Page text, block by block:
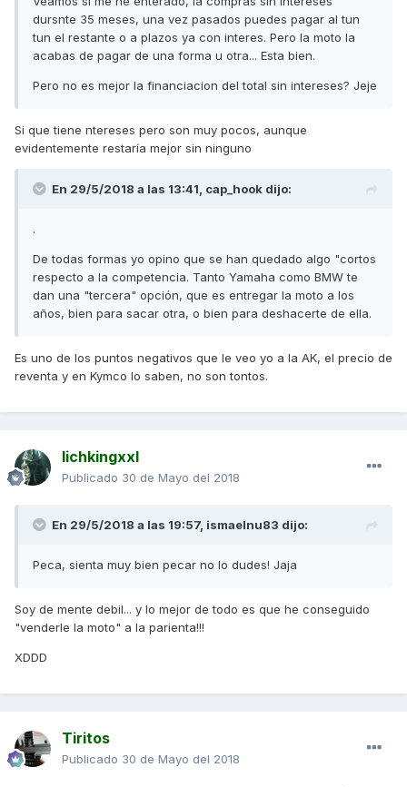
dursnte 35 meses, una vez pasados puedes pagar al tun
tun el restante o a plazos ya con interes. Pero la moto la
acabas de pagar de una forma u otra... Esta bien.
Pero no es mejor la financiacion del total sin intereses? Jeje
Si que tiene ntereses pero son muy pocos, aunque
evidentemente restaría mejor sin ninguno
En 29/5/2018 a las 13:41, cap_hook dijo:
.
De todas formas yo opino que se han quedado algo "cortos
respecto a la competencia. Tanto Yamaha como BMW te
dan una "tercera" opción, que es entregar la moto a los
años, bien para sacar otra, o bien para deshacerte de ella.
Es uno de los puntos negativos que le veo yo a la AK, el precio de
reventa y en Kymco lo saben, no son tontos.
lichkingxxl
Publicado 30 de Mayo del 2018
En 29/5/2018 a las 19:57, ismaelnu83 dijo:
Peca, sienta muy bien pecar no lo dudes! Jaja
Soy de mente debil... y lo mejor de todo es que he conseguido
"venderle la moto" a la parienta!!!
XDDD
Tiritos
Publicado 30 de Mayo del 2018